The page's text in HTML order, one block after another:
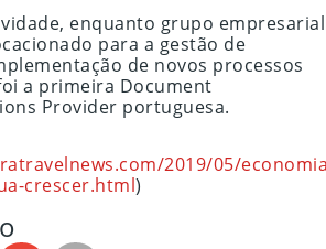
enquanto grupo empresarial
para a gestão de
de novos processos
a primeira Document
Provider portuguesa.
2019/05/
crescer.html)